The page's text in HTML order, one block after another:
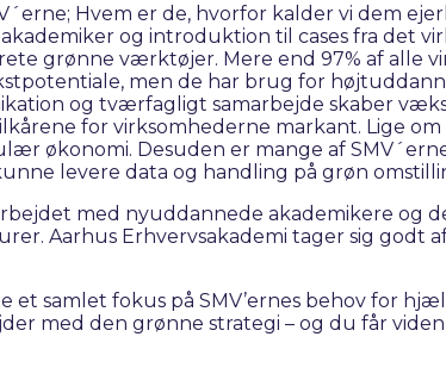
Hvem er de, hvorfor kalder vi dem
og introduktion til cases fra det
grønne værktøjer. Mere end 97% af alle
men de har brug for
og tværfagligt samarbejde skaber
for virksomhederne markant. Lige
økonomi. Desuden er mange af
levere data og handling på grøn
med nyuddannede akademikere og
Aarhus Erhvervsakademi tager sig
et samlet fokus på SMV’ernes behov for
med den grønne strategi – og du får